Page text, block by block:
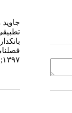
۱۳۹۷; ۶ (۲۲) :۱۹-۳۱